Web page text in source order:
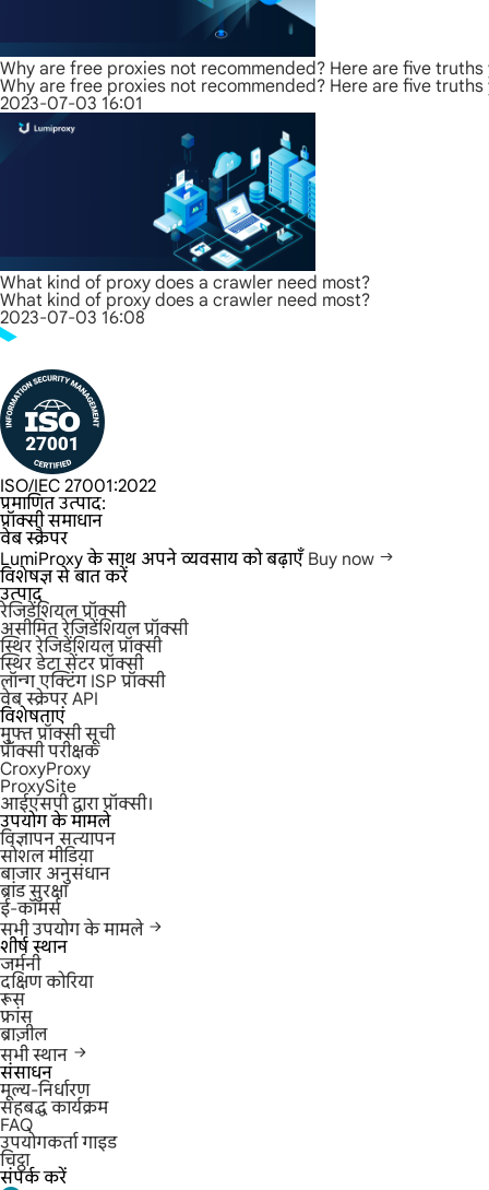
Why are free proxies not recommended? Here are five truths
Why are free proxies not recommended? Here are five truths
2023-07-03 16:01
What kind of proxy does a crawler need most?
What kind of proxy does a crawler need most?
2023-07-03 16:08
ISO/IEC 27001:2022
प्रमाणित उत्पाद:
प्रॉक्सी समाधान
वेब स्क्रैपर
LumiProxy के साथ अपने व्यवसाय को बढ़ाएँ Buy now
विशेषज्ञ से बात करें
उत्पाद
रेजिडेंशियल प्रॉक्सी
असीमित रेजिडेंशियल प्रॉक्सी
स्थिर रेजिडेंशियल प्रॉक्सी
स्थिर डेटा सेंटर प्रॉक्सी
लॉन्ग एक्टिंग ISP प्रॉक्सी
वेब स्क्रेपर API
विशेषताएं
मुफ्त प्रॉक्सी सूची
प्रॉक्सी परीक्षक
CroxyProxy
ProxySite
आईएसपी द्वारा प्रॉक्सी।
उपयोग के मामले
विज्ञापन सत्यापन
सोशल मीडिया
बाजार अनुसंधान
ब्रांड सुरक्षा
ई-कॉमर्स
सभी उपयोग के मामले
शीर्ष स्थान
जर्मनी
दक्षिण कोरिया
रूस
फ्रांस
ब्राज़ील
सभी स्थान
संसाधन
मूल्य-निर्धारण
सहबद्ध कार्यक्रम
FAQ
उपयोगकर्ता गाइड
चिट्ठा
संपर्क करें